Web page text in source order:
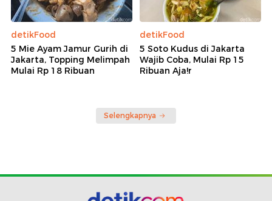
detikFood
5 Mie Ayam Jamur Gurih di
Jakarta, Topping Melimpah
Mulai Rp 18 Ribuan
detikFood
5 Soto Kudus di Jakarta
Wajib Coba, Mulai Rp 15
Ribuan Aja!r
Selengkapnya